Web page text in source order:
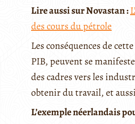
Lire aussi sur Novastan :
des cours du pétrole
Les conséquences de
PIB, peuvent se
des cadres vers les
obtenir du travail, et
L’exemple néerlandais